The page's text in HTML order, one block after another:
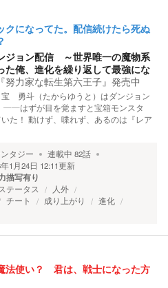
クになってた。配信続けたら死ぬ
ジョン配信 ～世界唯一の魔物系
た俺、進化を繰り返して最強にな
努力家な転生第六王子』発売中
勇斗（たからゆうと）はダンジョン
――はずが目を覚ますと宝箱モンスタ
た！ 動けず、喋れず、あるのは『レア
タジー 連載中 82話
1月24日 12:11更新
描写有り
ステータス
人外
チート 成り上がり
進化
法使い？ 君は、戦士になった方